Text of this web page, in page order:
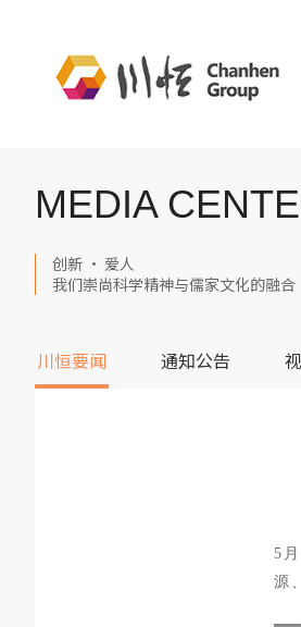
MEDIA
创新 · 爱人
我们崇尚科学精神与儒家文化的融合
川恒要闻 通知公告
5
源